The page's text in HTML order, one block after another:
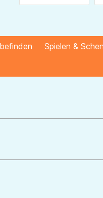
Spielen &